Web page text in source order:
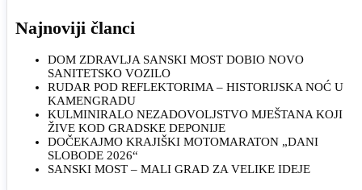
Najnoviji članci
DOM ZDRAVLJA SANSKI MOST DOBIO NOVO
SANITETSKO VOZILO
RUDAR POD REFLEKTORIMA – HISTORIJSKA NOĆ U
KAMENGRADU
KULMINIRALO NEZADOVOLJSTVO MJEŠTANA KOJI
ŽIVE KOD GRADSKE DEPONIJE
DOČEKAJMO KRAJIŠKI MOTOMARATON „DANI
SLOBODE 2026“
SANSKI MOST – MALI GRAD ZA VELIKE IDEJE